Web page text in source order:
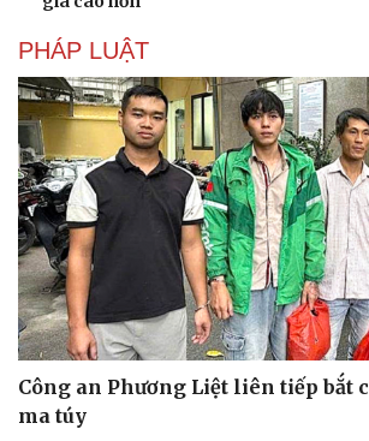
Du lịch
Tư vấn
Săn Tour
Podcast
Câu
PHÁP LUẬT
Công an Phương Liệt liên tiếp bắt
ma túy